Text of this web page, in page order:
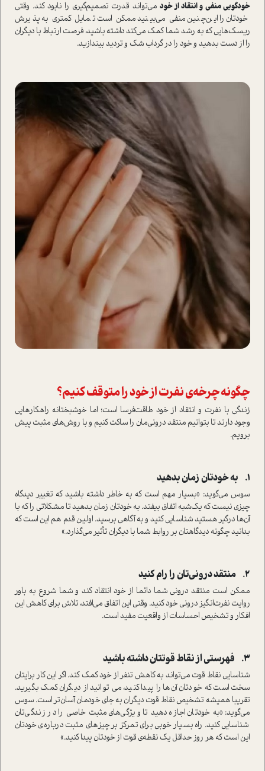
خودگویی منفی و انتقاد از خود می‌تواند قدرت تصمیم‌گیری را نابود کند. وقتی
خودتان را این‌چنین منفی می‌بینید ممکن است تمایل کمتری به پذیرش
ریسک‌هایی که به رشد شما کمک می‌کند داشته باشید، فرصت ارتباط با دیگران
را از دست بدهید و خود را در گرداب شک و تردید بیندازید.
چگونه چرخه‌ی نفرت از خود را متوقف کنیم؟
زندگی با نفرت و انتقاد از خود طاقت‌فرسا است؛ اما خوشبختانه راهکارهایی
وجود دارند تا بتوانیم منتقد درونی‌مان را ساکت کنیم و با روش‌های مثبت پیش
برویم.
1. به خودتان زمان بدهید
سوس می‌گوید: «بسیار مهم است که به خاطر داشته باشید که تغییر دیدگاه
چیزی نیست که یک‌شبه اتفاق بیفتد. به خودتان زمان بدهید تا مشکلاتی را که با
آن‌ها درگیر هستید شناسایی کنید و به آگاهی برسید. اولین قدم هم این است که
بدانید چگونه دیدگاهتان بر روابط شما با دیگران تأثیر می‌گذارد.»
2. منتقد درونی‌تان را رام کنید
ممکن است منتقد درونی شما دائما از خود انتقاد کند و شما شروع به باور
روایت نفرت‌انگیز درونی خود کنید. وقتی این اتفاق می‌افتد، تلاش برای کاهش این
افکار و تشخیص احساسات از واقعیت مفید است.
3. فهرستی از نقاط قوتتان داشته باشید
شناسایی نقاط قوت می‌تواند به کاهش تنفر از خود کمک کند. اگر این کار برایتان
سخت است که خودتان آن‌ها را پیدا کنید، می توانید از دیگران کمک بگیرید.
تقریبا همیشه تشخیص نقاط قوت دیگران به جای خودمان آسان‌تر است. سوس
می‌گوید: «به خودتان اجازه دهید تا ویژگی‌های مثبت خاصی را در زندگی‌تان
شناسایی کنید. راه بسیار خوبی برای تمرکز بر چیزهای مثبت درباره‌ی خودتان
این است که هر روز حداقل یک نقطه‌ی قوت از خودتان پیدا کنید.»